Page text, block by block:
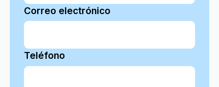
Correo electrónico
Teléfono